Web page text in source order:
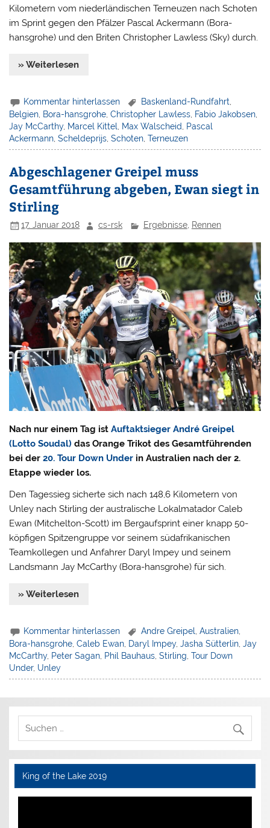
Kilometern vom niederländischen Terneuzen nach Schoten
im Sprint gegen den Pfälzer Pascal Ackermann (Bora-
hansgrohe) und den Briten Christopher Lawless (Sky) durch.
» Weiterlesen
Kommentar hinterlassen Baskenland-Rundfahrt
Belgien Bora-hansgrohe ,Christopher Lawless Fabio Jakobsen
Jay McCarthy, Marcel Kittel Max Walscheid
Pascal
Ackermann ,Scheldeprijs ,Schoten ,Terneuzen
Abgeschlagener Greipel muss
Gesamtführung abgeben, Ewan siegt in
Stirling
17. Januar 2018 cs-rsk Ergebnisse, Rennen
Nach nur einem Tag istAuftaktsieger André Greipel
(Lotto Soudal) das Orange Trikot des Gesamtführenden
bei der20. Tour Down Under in Australien nach der 2.
Etappe wieder los.
Den Tagessieg sicherte sich nach 148,6 Kilometern von
Unley nach Stirling der australische Lokalmatador Caleb
Ewan (Mitchelton-Scott) im Bergaufsprint einer knapp 50-
köpfigen Spitzengruppe vor seinem südafrikanischen
Teamkollegen und Anfahrer Daryl Impey und seinem
Landsmann Jay McCarthy (Bora-hansgrohe) für sich.
» Weiterlesen
Kommentar hinterlassen Andre Greipel ,Australien
Bora-hansgrohe ,Caleb Ewan Daryl Impey,Jasha Sütterlin ,Jay
McCarthy, Peter Sagan Phil Bauhaus ,Stirling ,Tour Down
Under, Unley
King of the Lake 2019
Video-